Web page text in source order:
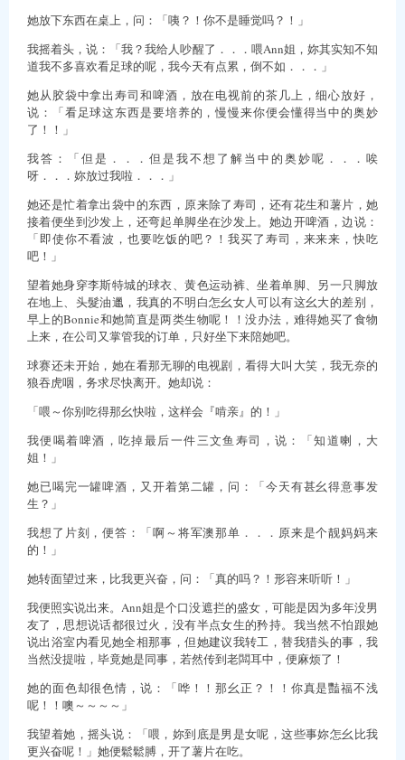
她放下东西在桌上，问：「咦？！你不是睡觉吗？！」
我摇着头，说：「我？我给人吵醒了．．．喂Ann姐，妳其实知不知
道我不多喜欢看足球的呢，我今天有点累，倒不如．．．」
她从胶袋中拿出寿司和啤酒，放在电视前的茶几上，细心放好，
说：「看足球这东西是要培养的，慢慢来你便会懂得当中的奥妙
了！！」
我答：「但是．．．但是我不想了解当中的奥妙呢．．．唉
呀．．．妳放过我啦．．．」
她还是忙着拿出袋中的东西，原来除了寿司，还有花生和薯片，她
接着便坐到沙发上，还弯起单脚坐在沙发上。她边开啤酒，边说：
「即使你不看波，也要吃饭的吧？！我买了寿司，来来来，快吃
吧！」
望着她身穿李斯特城的球衣、黄色运动裤、坐着单脚、另一只脚放
在地上、头髮油邋，我真的不明白怎幺女人可以有这幺大的差别，
早上的Bonnie和她简直是两类生物呢！！没办法，难得她买了食物
上来，在公司又掌管我的订单，只好坐下来陪她吧。
球赛还未开始，她在看那无聊的电视剧，看得大叫大笑，我无奈的
狼吞虎咽，务求尽快离开。她却说：
「喂～你别吃得那幺快啦，这样会『啃亲』的！」
我便喝着啤酒，吃掉最后一件三文鱼寿司，说：「知道喇，大
姐！」
她已喝完一罐啤酒，又开着第二罐，问：「今天有甚幺得意事发
生？」
我想了片刻，便答：「啊～将军澳那单．．．原来是个靓妈妈来
的！」
她转面望过来，比我更兴奋，问：「真的吗？！形容来听听！」
我便照实说出来。Ann姐是个口没遮拦的盛女，可能是因为多年没男
友了，思想说话都很过火，没有半点女生的矜持。我当然不怕跟她
说出浴室内看见她全相那事，但她建议我转工，替我猎头的事，我
当然没提啦，毕竟她是同事，若然传到老闆耳中，便麻烦了！
她的面色却很色情，说：「哗！！那幺正？！！你真是豔福不浅
呢！！噢～～～～」
我望着她，摇头说：「喂，妳到底是男是女呢，这些事妳怎幺比我
更兴奋呢！」她便鬆鬆膊，开了薯片在吃。